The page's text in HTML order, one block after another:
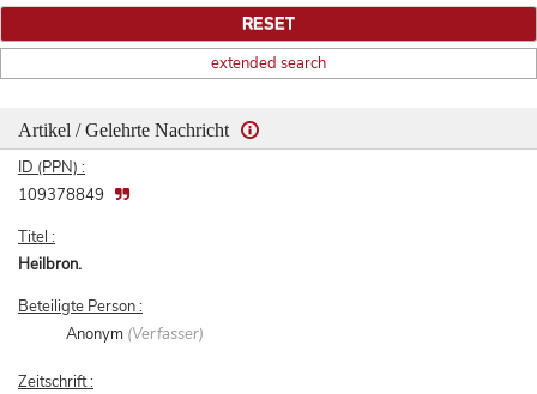
extended search
Artikel / Gelehrte Nachricht
ID (PPN) :
109378849
Titel :
Heilbron.
Beteiligte Person :
Anonym (Verfasser)
Zeitschrift :